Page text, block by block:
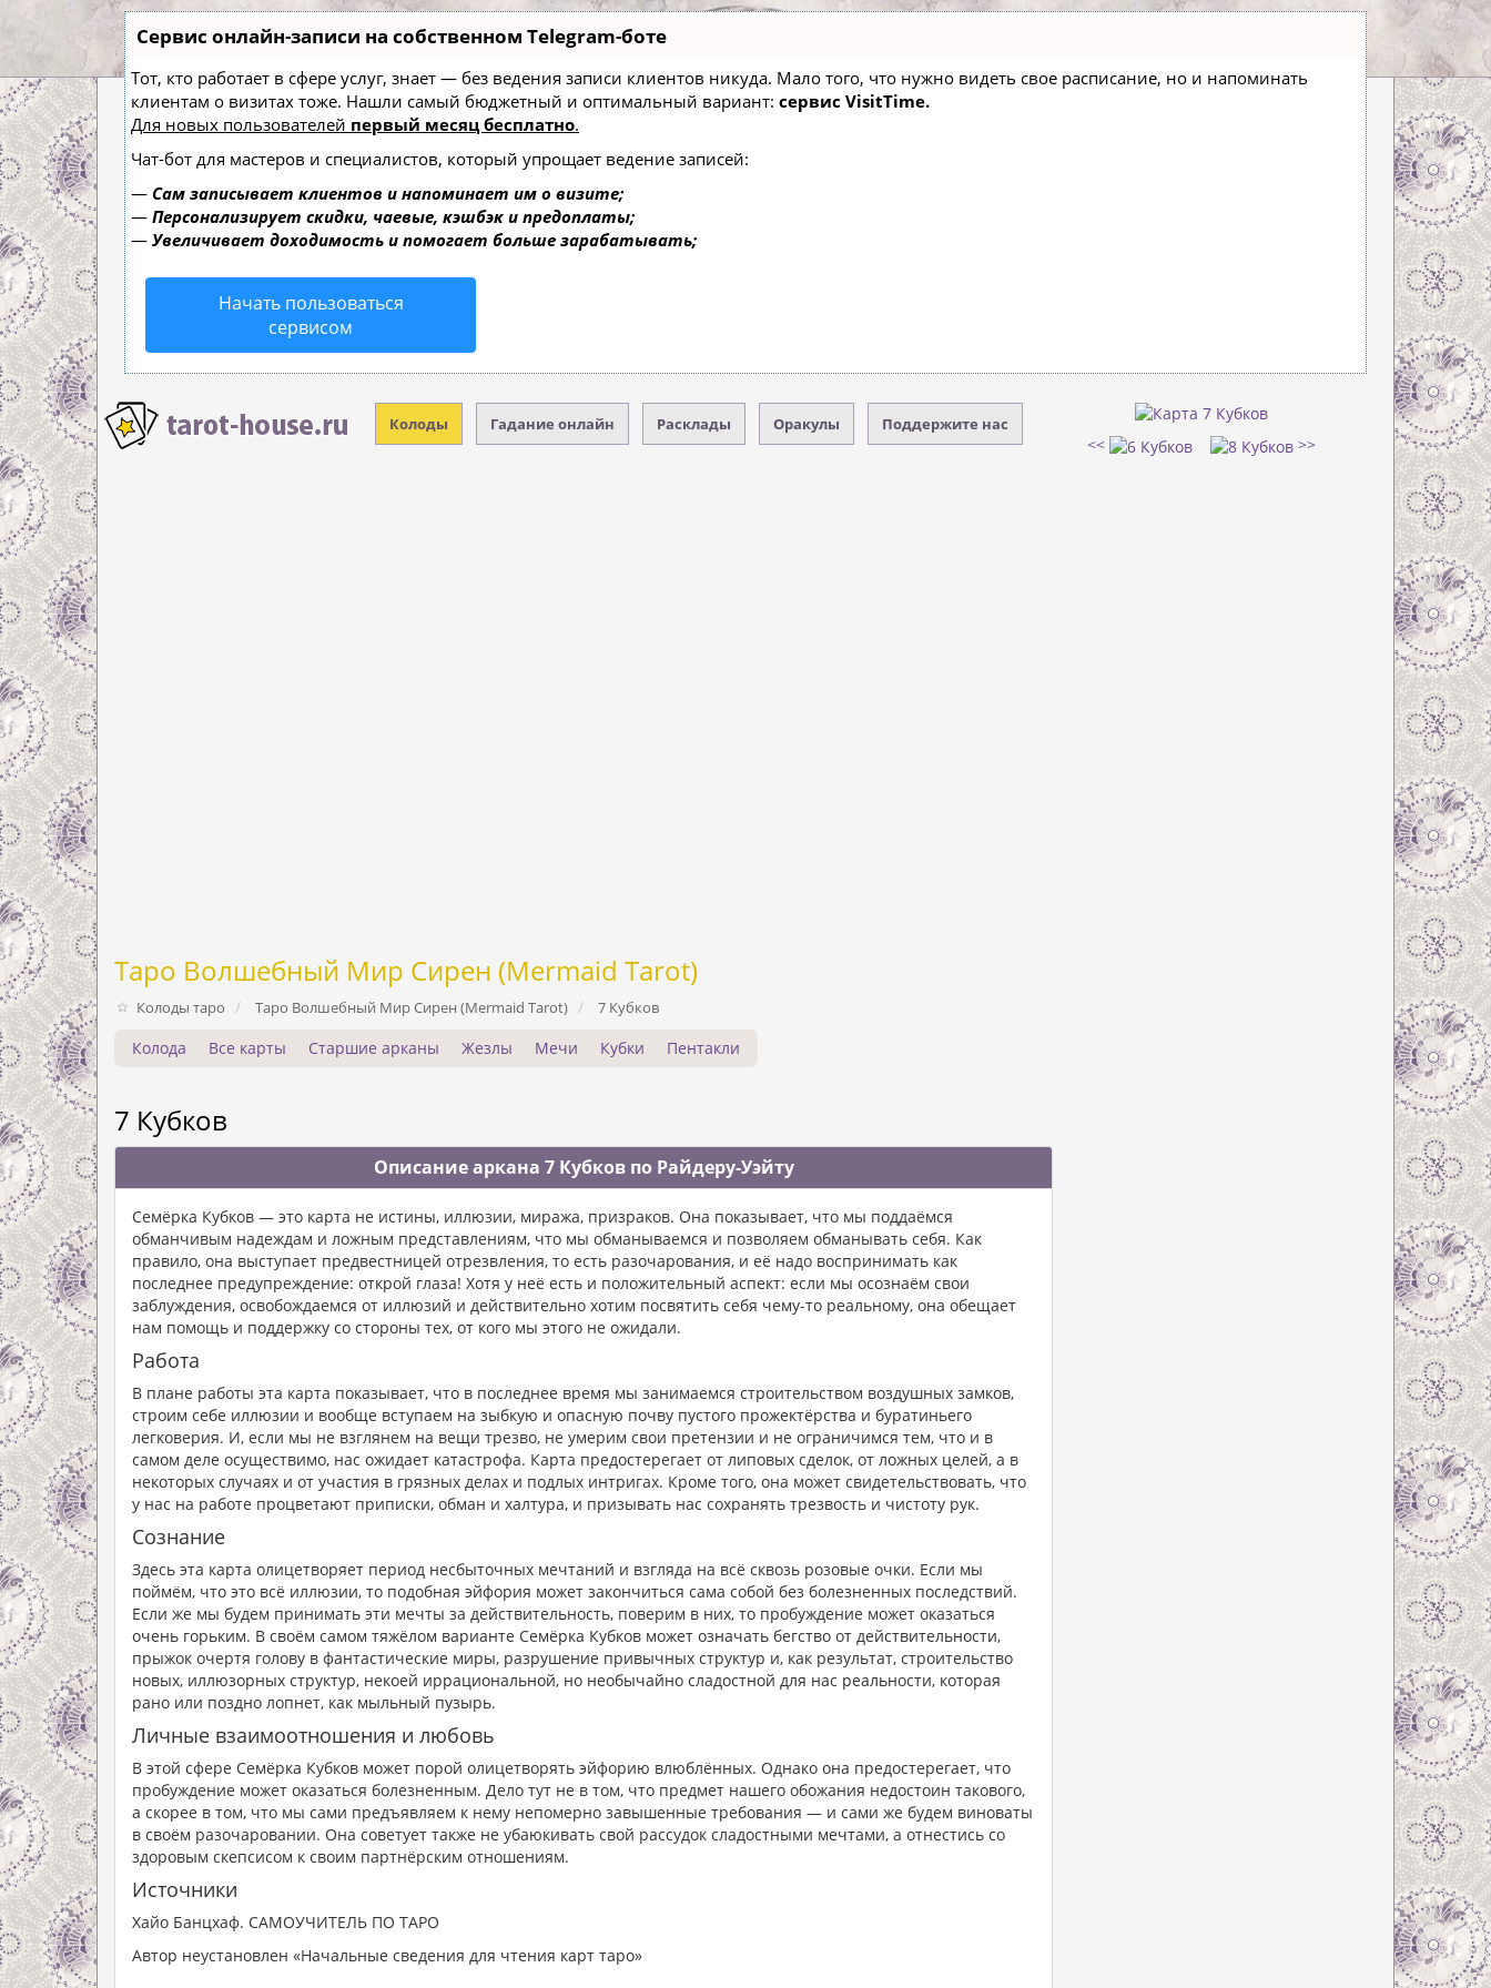
Сервис онлайн-записи на собственном Telegram-боте
Тот, кто работает в сфере услуг, знает — без ведения записи клиентов никуда. Мало того, что нужно видеть свое расписание, но и напоминать
клиентам о визитах тоже. Нашли самый бюджетный и оптимальный вариант: сервис VisitTime.
Для новых пользователей первый месяц бесплатно.
Чат-бот для мастеров и специалистов, который упрощает ведение записей:
— Сам записывает клиентов и напоминает им о визите;
— Персонализирует скидки, чаевые, кэшбэк и предоплаты;
— Увеличивает доходимость и помогает больше зарабатывать;
Начать пользоваться
сервисом
Колоды Гадание онлайн Расклады Оракулы Поддержите нас
<< >>
Таро Волшебный Мир Сирен (Mermaid Tarot)
Колоды таро Таро Волшебный Мир Сирен (Mermaid Tarot) 7 Кубков
Колода Все карты Старшие арканы Жезлы Мечи Кубки Пентакли
7 Кубков
Описание аркана 7 Кубков по Райдеру-Уэйту
Семёрка Кубков — это карта не истины, иллюзии, миража, призраков. Она показывает, что мы поддаёмся
обманчивым надеждам и ложным представлениям, что мы обманываемся и позволяем обманывать себя. Как
правило, она выступает предвестницей отрезвления, то есть разочарования, и её надо воспринимать как
последнее предупреждение: открой глаза! Хотя у неё есть и положительный аспект: если мы осознаём свои
заблуждения, освобождаемся от иллюзий и действительно хотим посвятить себя чему-то реальному, она обещает
нам помощь и поддержку со стороны тех, от кого мы этого не ожидали.
Работа
В плане работы эта карта показывает, что в последнее время мы занимаемся строительством воздушных замков,
строим себе иллюзии и вообще вступаем на зыбкую и опасную почву пустого прожектёрства и буратиньего
легковерия. И, если мы не взглянем на вещи трезво, не умерим свои претензии и не ограничимся тем, что и в
самом деле осуществимо, нас ожидает катастрофа. Карта предостерегает от липовых сделок, от ложных целей, а в
некоторых случаях и от участия в грязных делах и подлых интригах. Кроме того, она может свидетельствовать, что
у нас на работе процветают приписки, обман и халтура, и призывать нас сохранять трезвость и чистоту рук.
Сознание
Здесь эта карта олицетворяет период несбыточных мечтаний и взгляда на всё сквозь розовые очки. Если мы
поймём, что это всё иллюзии, то подобная эйфория может закончиться сама собой без болезненных последствий.
Если же мы будем принимать эти мечты за действительность, поверим в них, то пробуждение может оказаться
очень горьким. В своём самом тяжёлом варианте Семёрка Кубков может означать бегство от действительности,
прыжок очертя голову в фантастические миры, разрушение привычных структур и, как результат, строительство
новых, иллюзорных структур, некоей иррациональной, но необычайно сладостной для нас реальности, которая
рано или поздно лопнет, как мыльный пузырь.
Личные взаимоотношения и любовь
В этой сфере Семёрка Кубков может порой олицетворять эйфорию влюблённых. Однако она предостерегает, что
пробуждение может оказаться болезненным. Дело тут не в том, что предмет нашего обожания недостоин такового,
а скорее в том, что мы сами предъявляем к нему непомерно завышенные требования — и сами же будем виноваты
в своём разочаровании. Она советует также не убаюкивать свой рассудок сладостными мечтами, а отнестись со
здоровым скепсисом к своим партнёрским отношениям.
Источники
Хайо Банцхаф. САМОУЧИТЕЛЬ ПО ТАРО
Автор неустановлен «Начальные сведения для чтения карт таро»